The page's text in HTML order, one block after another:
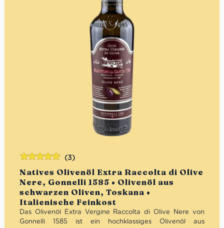
Natives Olivenöl Extra Raccolta di Olive
Nere, Gonnelli 1585 • Olivenöl aus
schwarzen Oliven, Toskana •
Italienische Feinkost
(3)
Das Olivenöl Extra Vergine Raccolta di Olive Nere von
Gonnelli 1585 ist ein hochklassiges Olivenöl aus
Bewertet
mit5.00von
5